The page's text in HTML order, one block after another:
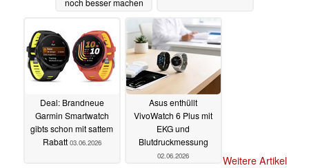
noch besser machen
Deal: Brandneue
Garmin Smartwatch
gibts schon mit sattem
Rabatt 03.06.2026
Asus enthüllt
VivoWatch 6 Plus mit
EKG und
Blutdruckmessung
02.06.2026
Weitere Artikel